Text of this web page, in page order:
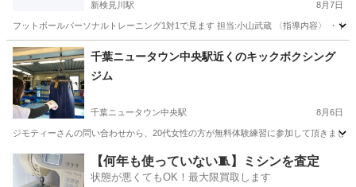
新検見川駅 8月7日
フットボールパーソナルトレーニング1対1で見ます 担当:小山武蔵 〈指導内容〉 ・
千葉 千葉市 新検見川駅 サッカー サッカーコーチ
千葉ニュータウン中央駅近くのキックボクシング
ジム
千葉ニュータウン中央駅 8月6日
ジモティーさんの問い合わせから、20代女性の方が無料体験練習に参加して頂きまし
千葉 白井市 千葉ニュータウン中央駅 空手/他格闘技 武道
【何年も使っていない🧵】ミシンを査定
状態が悪くてもOK！最大限買取します